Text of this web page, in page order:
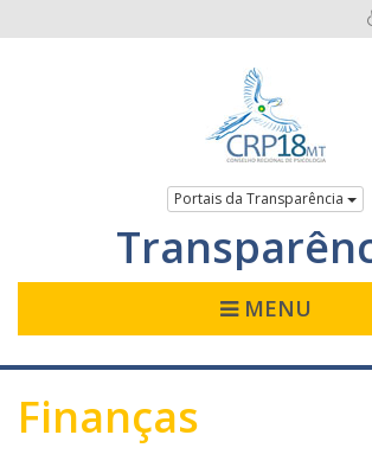
Portais da Transparência
MENU
Finanças